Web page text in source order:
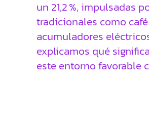
un 21,2 %, impulsadas
tradicionales como
acumuladores
explicamos qué
este entorno favorable